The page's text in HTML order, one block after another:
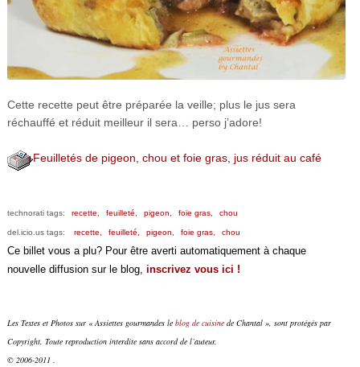
Cette recette peut être préparée la veille; plus le jus sera
réchauffé et réduit meilleur il sera… perso j’adore!
Feuilletés de pigeon, chou et foie gras, jus réduit au café
technorati tags: recette, feuilleté, pigeon, foie gras, chou
del.icio.us tags: recette, feuilleté, pigeon, foie gras, chou
Ce billet vous a plu? Pour être averti automatiquement à chaque
nouvelle diffusion sur le blog, inscrivez vous ici !
Les Textes et Photos sur « Assiettes gourmandes le blog de cuisinede Chantal », sont protégés par
Copyright. Toute reproduction interdite sans accord de l’auteur.
© 2006-2011 .